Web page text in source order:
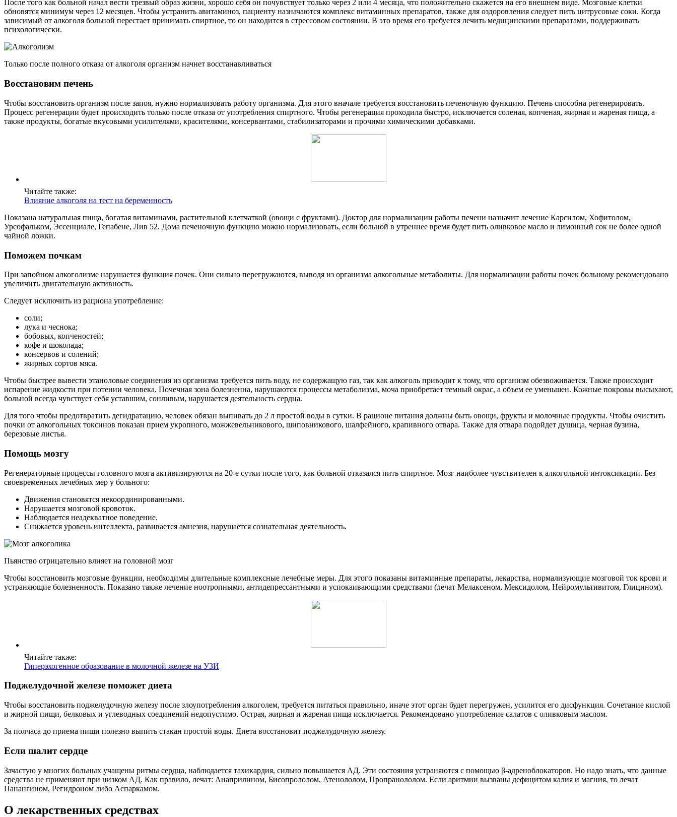
После того как больной начал вести трезвый образ жизни, хорошо себя он почувствует только через 2 или 4 месяца, что положительно скажется на его внешнем виде. Мозговые клетки
обновятся минимум через 12 месяцев. Чтобы устранить авитаминоз, пациенту назначаются комплекс витаминных препаратов, также для оздоровления следует пить цитрусовые соки. Когда
зависимый от алкоголя больной перестает принимать спиртное, то он находится в стрессовом состоянии. В это время его требуется лечить медицинскими препаратами, поддерживать
психологически.
Только после полного отказа от алкоголя организм начнет восстанавливаться
Восстановим печень
Чтобы восстановить организм после запоя, нужно нормализовать работу организма. Для этого вначале требуется восстановить печеночную функцию. Печень способна регенерировать.
Процесс регенерации будет происходить только после отказа от употребления спиртного. Чтобы регенерация проходила быстро, исключается соленая, копченая, жирная и жареная пища, а
также продукты, богатые вкусовыми усилителями, красителями, консервантами, стабилизаторами и прочими химическими добавками.
Читайте также:
Влияние алкоголя на тест на беременность
Показана натуральная пища, богатая витаминами, растительной клетчаткой (овощи с фруктами). Доктор для нормализации работы печени назначит лечение Карсилом, Хофитолом,
Урсофальком, Эссенциале, Гепабене, Лив 52. Дома печеночную функцию можно нормализовать, если больной в утреннее время будет пить оливковое масло и лимонный сок не более одной
чайной ложки.
Поможем почкам
При запойном алкоголизме нарушается функция почек. Они сильно перегружаются, выводя из организма алкогольные метаболиты. Для нормализации работы почек больному рекомендовано
увеличить двигательную активность.
Следует исключить из рациона употребление:
соли;
лука и чеснока;
бобовых, копченостей;
кофе и шоколада;
консервов и солений;
жирных сортов мяса.
Чтобы быстрее вывести этаноловые соединения из организма требуется пить воду, не содержащую газ, так как алкоголь приводит к тому, что организм обезвоживается. Также происходит
испарение жидкости при потении человека. Почечная зона болезненна, нарушаются процессы метаболизма, моча приобретает темный окрас, а объем ее уменьшен. Кожные покровы высыхают,
больной всегда чувствует себя уставшим, сонливым, нарушается деятельность сердца.
Для того чтобы предотвратить дегидратацию, человек обязан выпивать до 2 л простой воды в сутки. В рационе питания должны быть овощи, фрукты и молочные продукты. Чтобы очистить
почки от алкогольных токсинов показан прием укропного, можжевельникового, шиповникового, шалфейного, крапивного отвара. Также для отвара подойдет душица, черная бузина,
березовые листья.
Помощь мозгу
Регенераторные процессы головного мозга активизируются на 20-е сутки после того, как больной отказался пить спиртное. Мозг наиболее чувствителен к алкогольной интоксикации. Без
своевременных лечебных мер у больного:
Движения становятся некоординированными.
Нарушается мозговой кровоток.
Наблюдается неадекватное поведение.
Снижается уровень интеллекта, развивается амнезия, нарушается сознательная деятельность.
Пьянство отрицательно влияет на головной мозг
Чтобы восстановить мозговые функции, необходимы длительные комплексные лечебные меры. Для этого показаны витаминные препараты, лекарства, нормализующие мозговой ток крови и
устраняющие болезненность. Показано также лечение ноотропными, антидепрессантными и успокаивающими средствами (лечат Мелаксеном, Мексидолом, Нейромультивитом, Глицином).
Читайте также:
Гиперэхогенное образование в молочной железе на УЗИ
Поджелудочной железе поможет диета
Чтобы восстановить поджелудочную железу после злоупотребления алкоголем, требуется питаться правильно, иначе этот орган будет перегружен, усилится его дисфункция. Сочетание кислой
и жирной пищи, белковых и углеводных соединений недопустимо. Острая, жирная и жареная пища исключается. Рекомендовано употребление салатов с оливковым маслом.
За полчаса до приема пищи полезно выпить стакан простой воды. Диета восстановит поджелудочную железу.
Если шалит сердце
Зачастую у многих больных учащены ритмы сердца, наблюдается тахикардия, сильно повышается АД. Эти состояния устраняются с помощью β-адреноблокаторов. Но надо знать, что данные
средства не применяют при низком АД. Как правило, лечат: Анаприлином, Бисопрололом, Атенололом, Пропранололом. Если аритмии вызваны дефицитом калия и магния, то лечат
Панангином, Регидроном либо Аспаркамом.
О лекарственных средствах